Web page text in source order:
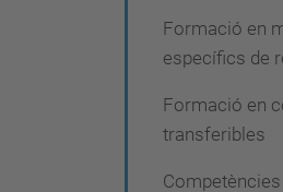
Formació en
específics de
Formació en
transferibles